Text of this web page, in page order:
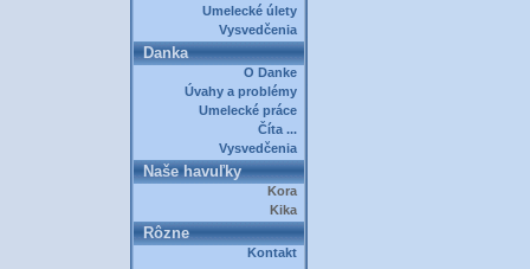
Umelecké úlety
Vysvedčenia
Danka
O Danke
Úvahy a problémy
Umelecké práce
Číta ...
Vysvedčenia
Naše havuľky
Kora
Kika
Rôzne
Kontakt